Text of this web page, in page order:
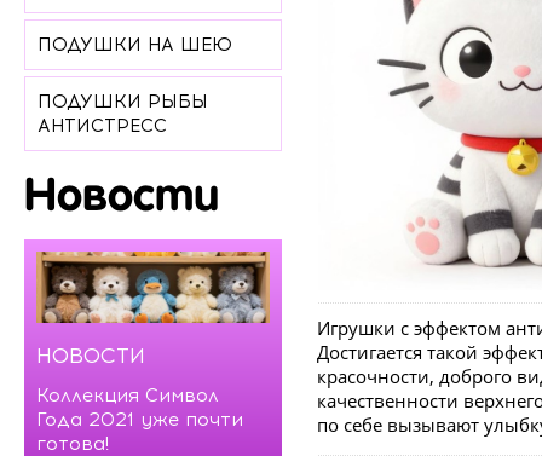
Игрушки с эффектом
Достигается такой
красочности, доброго
качественности
по себе вызывают
ПОДУШКИ НА ШЕЮ
ПОДУШКИ РЫБЫ
АНТИСТРЕСС
Новости
НОВОСТИ
Коллекция Символ
Года 2021 уже почти
готова!